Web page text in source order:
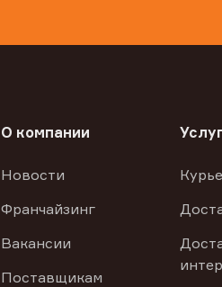
О компании
Новости
Франчайзинг
Вакансии
Поставщикам